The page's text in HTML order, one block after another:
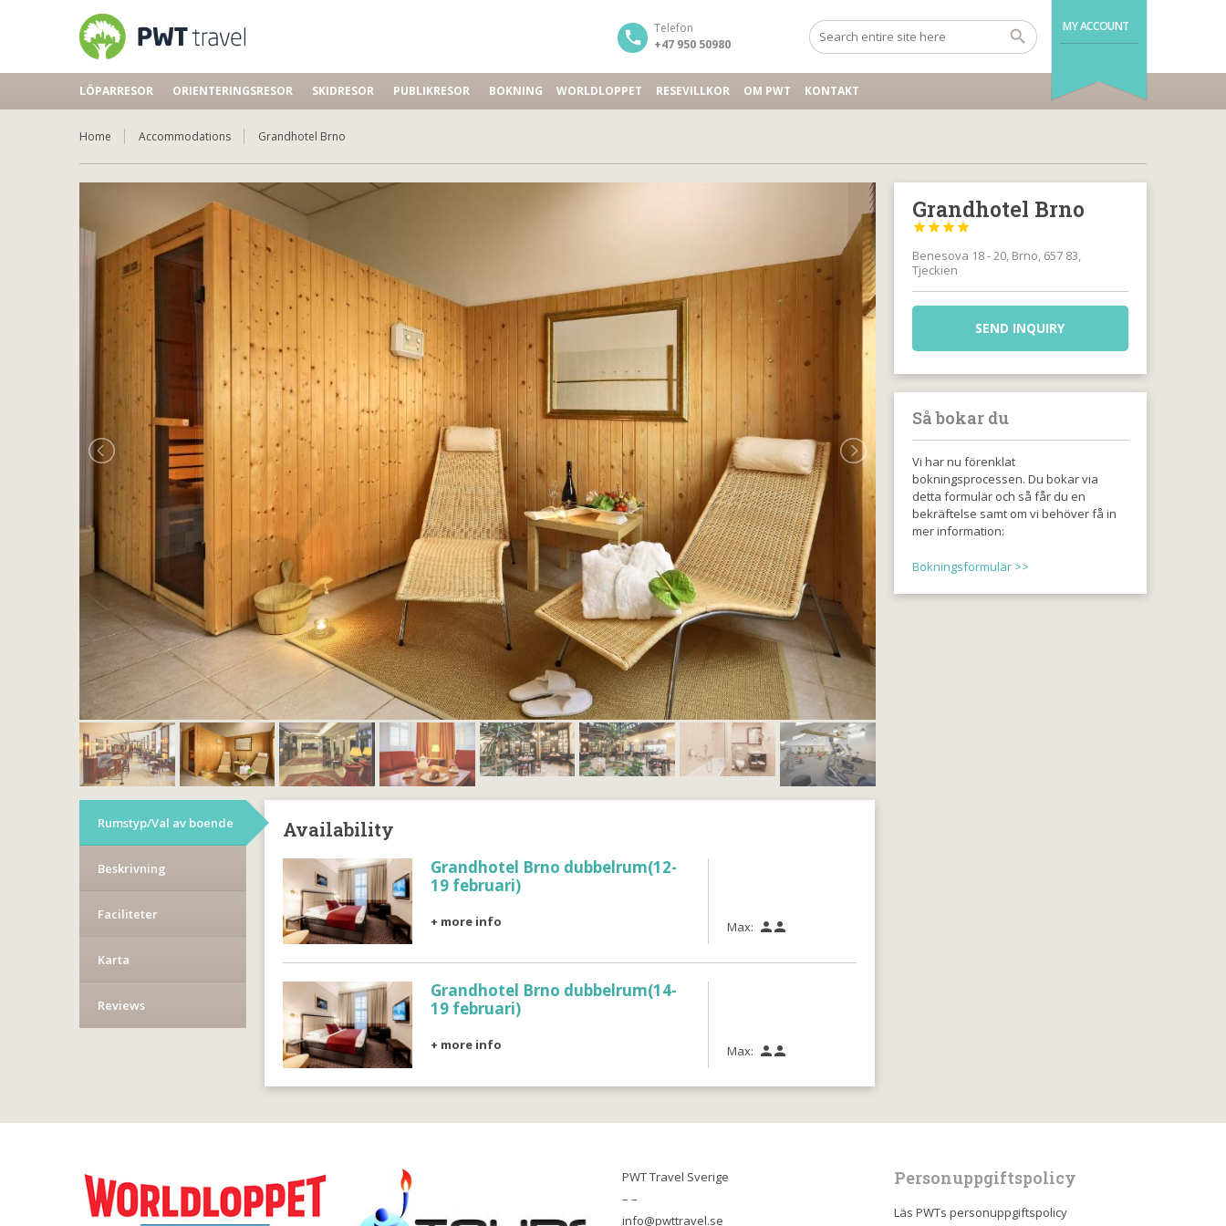
MY ACCOUNT
Telefon
+47 950 50980
LÖPARRESOR ORIENTERINGSRESOR SKIDRESOR PUBLIKRESOR BOKNING WORLDLOPPET RESEVILLKOR OM PWT KONTAKT
Home Accommodations Grandhotel Brno
Rumstyp/Val av boende
Beskrivning
Faciliteter
Karta
Reviews
Availability
Grandhotel Brno dubbelrum(12-
19 februari)
+ more info Max: 
Grandhotel Brno dubbelrum(14-
19 februari)
+ more info Max: 
Grandhotel Brno




Benesova 18 - 20, Brno, 657 83,
Tjeckien
SEND INQUIRY
Så bokar du
Vi har nu förenklat
bokningsprocessen. Du bokar via
detta formulär och så får du en
bekräftelse samt om vi behöver få in
mer information:
Bokningsformulär >>
PWT Travel Sverige
– –
info@pwttravel.se
Personuppgiftspolicy
Läs PWTs personuppgiftspolicy